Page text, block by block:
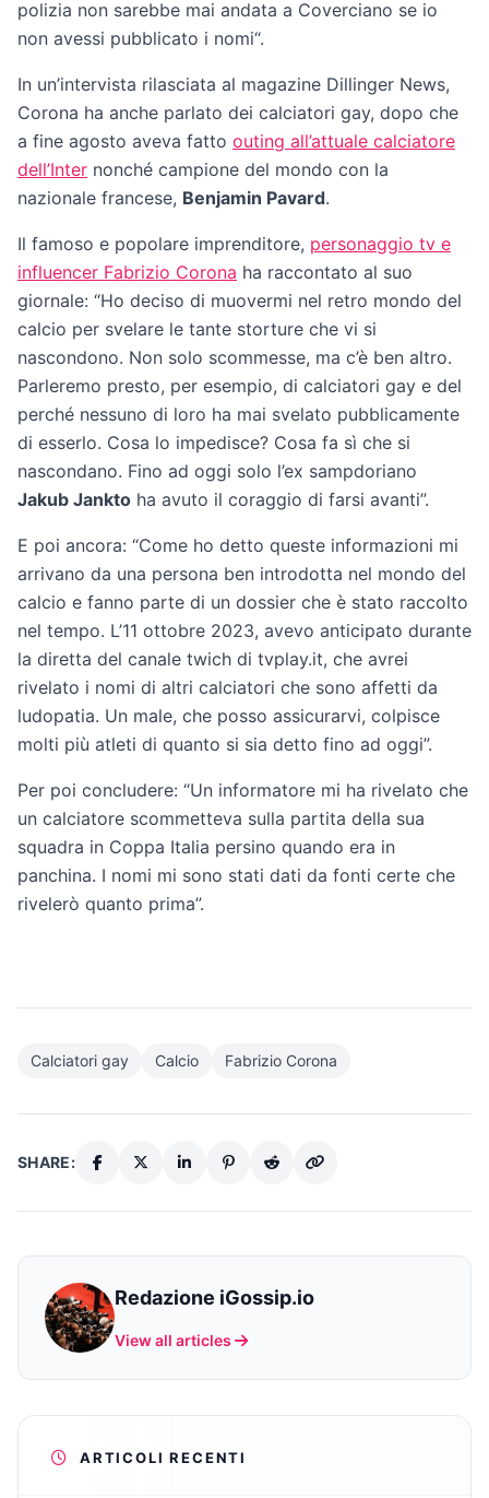
polizia non sarebbe mai andata a Coverciano se io
non avessi pubblicato i nomi“.
In un’intervista rilasciata al magazine Dillinger News,
Corona ha anche parlato dei calciatori gay, dopo che
a fine agosto aveva fatto outing all’attuale calciatore
dell’Inter nonché campione del mondo con la
nazionale francese, Benjamin Pavard.
Il famoso e popolare imprenditore, personaggio tv e
influencer Fabrizio Corona ha raccontato al suo
giornale: “Ho deciso di muovermi nel retro mondo del
calcio per svelare le tante storture che vi si
nascondono. Non solo scommesse, ma c’è ben altro.
Parleremo presto, per esempio, di calciatori gay e del
perché nessuno di loro ha mai svelato pubblicamente
di esserlo. Cosa lo impedisce? Cosa fa sì che si
nascondano. Fino ad oggi solo l’ex sampdoriano
Jakub Jankto ha avuto il coraggio di farsi avanti”.
E poi ancora: “Come ho detto queste informazioni mi
arrivano da una persona ben introdotta nel mondo del
calcio e fanno parte di un dossier che è stato raccolto
nel tempo. L’11 ottobre 2023, avevo anticipato durante
la diretta del canale twich di tvplay.it, che avrei
rivelato i nomi di altri calciatori che sono affetti da
ludopatia. Un male, che posso assicurarvi, colpisce
molti più atleti di quanto si sia detto fino ad oggi”.
Per poi concludere: “Un informatore mi ha rivelato che
un calciatore scommetteva sulla partita della sua
squadra in Coppa Italia persino quando era in
panchina. I nomi mi sono stati dati da fonti certe che
rivelerò quanto prima”.
Calciatori gay Calcio Fabrizio Corona
SHARE:
Redazione iGossip.io
View all articles
ARTICOLI RECENTI